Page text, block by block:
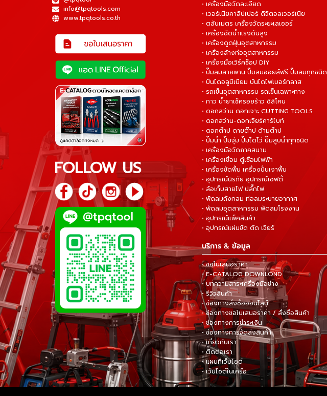
info@tpqtools.com
www.tpqtools.co.th
FOLLOW US
• เครื่องมือวัดละเอียด
• เวอร์เนียคาลิปเปอร์ ดิจิตอลเวอร์เนีย
• ตลับเมตร เครื่องวัดระยะเลเซอร์
• เครื่องฉีดน้ำแรงดันสูง
• เครื่องดูดฝุ่นอุตสาหกรรม
• เครื่องล้างท่ออุตสาหกรรม
• เครื่องมือเวิร์คช็อป DIY
• ปั๊มลมสายพาน ปั๊มลมออยล์ฟรี ปั๊มลมทุกชนิด
• ปันไดอลูมิเนียม บันไดไฟเบอร์กลาส
• รถเข็นอุตสาหกรรม รถเข็นเฉพาะทาง
• กาว น้ำยาเช็ครอยร้าว ซิลิโคน
• ดอกสว่าน ดอกเจาะ CUTTING TOOLS
• ดอกสว่าน-ดอกเจียร์คาร์ไบท์
• ดอกต๊าป ดายต๊าป ด้ามต๊าป
• ปั๊มน้ำ ปั๊มจุ่ม ปั๊มไดโว่ ปั๊มสูบน้ำทุกชนิด
• เครื่องมือวัดภาคสนาม
• เครื่องเชื่อม ตู้เชื่อมไฟฟ้า
• เครื่องขัดพื้น เครื่องปั่นเงาพื้น
• อุปกรณ์นิรภัย อุปกรณ์เซฟตี้
• ล้อเก็บสายไฟ ปลั๊กไฟ
• พัดลมถังกลม ท่อลมระบายอากาศ
• พัดลมอุตสาหกรรม พัดลมโรงงาน
• อุปกรณ์แพ็คสินค้า
• อุปกรณ์แผ่นขัด ตัด เจียร์
บริการ & ข้อมูล
• ขอใบเสนอราคา
• E-CATALOG DOWNLOND
• บทความสาระเครื่องมือช่าง
• รีวิวสินค้า
• ช่องทางสั่งซื้อออนไลน์
• ช่องทางขอใบเสนอราคา / สั่งซื้อสินค้า
• ช่องทางการชำระเงิน
• ช่องทางการจัดส่งสินค้า
• เกี่ยวกับเรา
• ติดต่อเรา
• แผนที่เว็บไซต์
• เว็บไซต์ในเครือ